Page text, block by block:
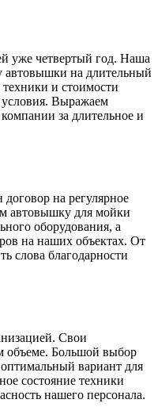
уже четвертый год. Наша
автовышки на длительный
и стоимости
условия. Выражаем
за длительное и
на регулярное
автовышку для мойки
оборудования, а
на наших объектах. От
слова благодарности
Свои
объеме. Большой выбор
вариант для
состояние техники
нашего персонала.